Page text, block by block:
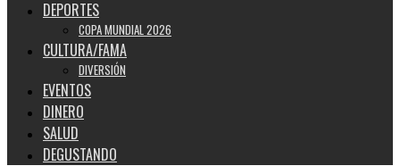
DEPORTES
COPA MUNDIAL 2026
CULTURA/FAMA
DIVERSIÓN
EVENTOS
DINERO
SALUD
DEGUSTANDO